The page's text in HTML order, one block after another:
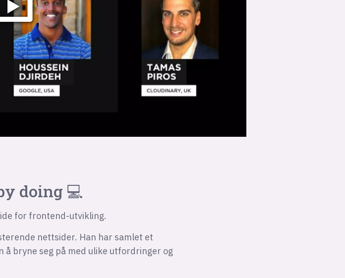
doing 💻
for frontend-utvikling.
nettsider. Han har samlet et
å bryne seg på med ulike utfordringer og